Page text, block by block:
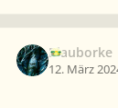
Blauborke
12. März